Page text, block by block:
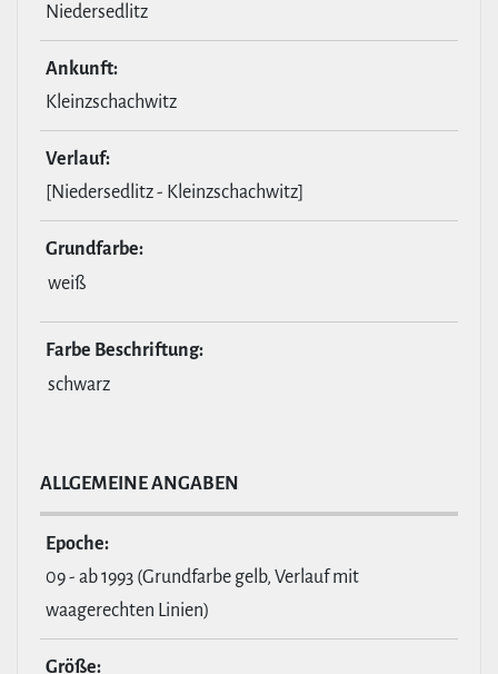
Niedersedlitz
Ankunft:
Kleinzschachwitz
Verlauf:
[Niedersedlitz - Kleinzschachwitz]
Grund­farbe:
weiß
Farbe Beschrif­tung:
schwarz
ALL­GE­MEINE ANGABEN
Epoche:
09 - ab 1993 (Grundfarbe gelb, Verlauf mit
waagerechten Linien)
Größe: